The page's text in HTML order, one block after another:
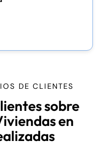
DE CLIENTES
sobre
en